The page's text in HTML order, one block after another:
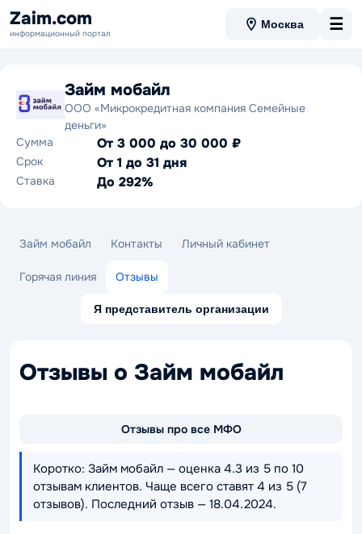
Zaim.com
информационный портал
Москва ☰
Займ мобайл
ООО «Микрокредитная компания Семейные
деньги»
Сумма
От 3 000 до 30 000 ₽
Срок От 1 до 31 дня
Ставка До 292%
Займ мобайл Контакты Личный кабинет
Горячая линия Отзывы
Я представитель организации
Отзывы о Займ мобайл
Отзывы про все МФО
Коротко: Займ мобайл — оценка 4.3 из 5 по 10
отзывам клиентов. Чаще всего ставят 4 из 5 (7
отзывов). Последний отзыв — 18.04.2024.